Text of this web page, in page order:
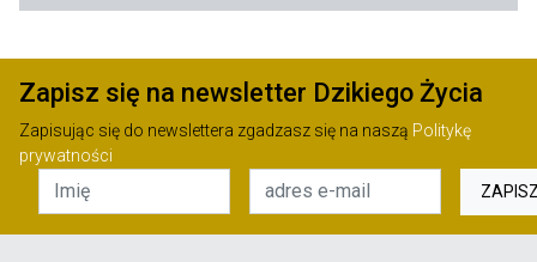
Zapisz się na newsletter Dzikiego Życia
Zapisując się do newslettera zgadzasz się na naszą Politykę
prywatności